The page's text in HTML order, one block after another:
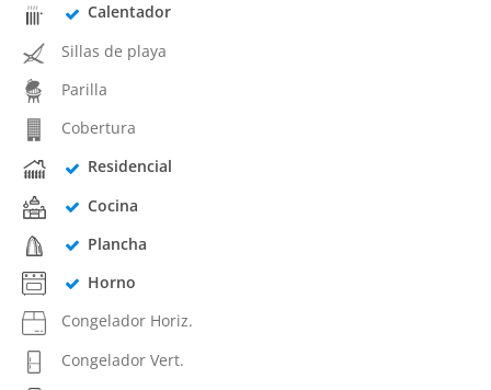
Calentador
Sillas de playa
Parilla
Cobertura
Residencial
Cocina
Plancha
Horno
Congelador Horiz.
Congelador Vert.